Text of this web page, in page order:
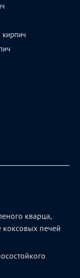
кирпич
кварца,
коксовых печей